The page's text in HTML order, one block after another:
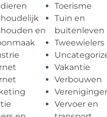
en
Toerisme
Tuin en
buitenleven
Tweewielers
Vakantie
Verbouwen
Vervoer en